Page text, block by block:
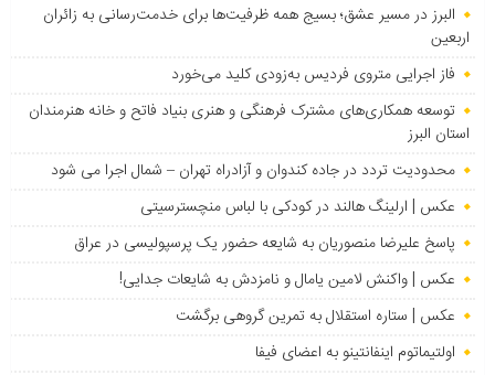
البرز در مسیر عشق؛ بسیج همه ظرفیت‌ها برای خدمت‌رسانی به زائران
اربعین
فاز اجرایی متروی فردیس به‌زودی کلید می‌خورد
توسعه همکاری‌های مشترک فرهنگی و هنری بنیاد فاتح و خانه هنرمندان
استان البرز
محدودیت تردد در جاده کندوان و آزادراه تهران – شمال اجرا می شود
عکس | ارلینگ هالند در کودکی با لباس منچسترسیتی
پاسخ علیرضا منصوریان به شایعه حضور یک پرسپولیسی در عراق
عکس | واکنش لامین یامال و نامزدش به شایعات جدایی!
عکس | ستاره استقلال به تمرین گروهی برگشت
اولتیماتوم اینفانتینو به اعضای فیفا